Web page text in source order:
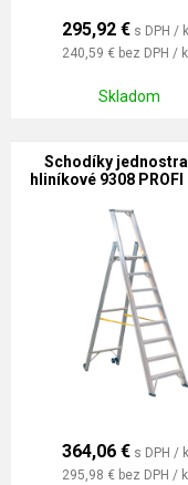
295,92 € s DPH /
240,59 € bez DPH /
Skladom
Schodíky
hliníkové 9308 PROFI
364,06 € s DPH /
295,98 € bez DPH /